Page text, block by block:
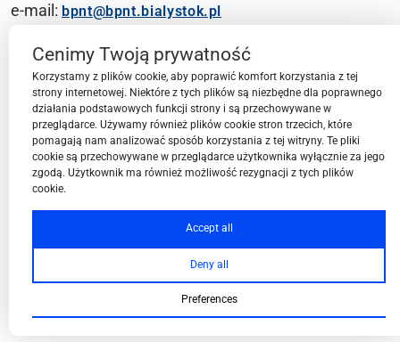
e-mail: bpnt@bpnt.bialystok.pl
Contact
BPN-T Area
BPN-T Offer
Cenimy Twoją prywatność
Korzystamy z plików cookie, aby poprawić komfort korzystania z tej
strony internetowej. Niektóre z tych plików są niezbędne dla poprawnego
działania podstawowych funkcji strony i są przechowywane w
przeglądarce. Używamy również plików cookie stron trzecich, które
pomagają nam analizować sposób korzystania z tej witryny. Te pliki
cookie są przechowywane w przeglądarce użytkownika wyłącznie za jego
zgodą. Użytkownik ma również możliwość rezygnacji z tych plików
cookie.
Accept all
Deny all
Preferences